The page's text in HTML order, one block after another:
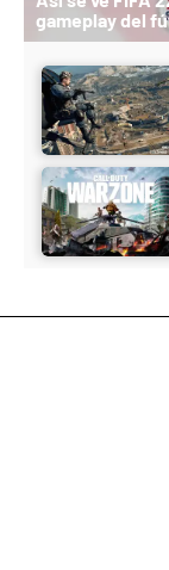
gameplay del